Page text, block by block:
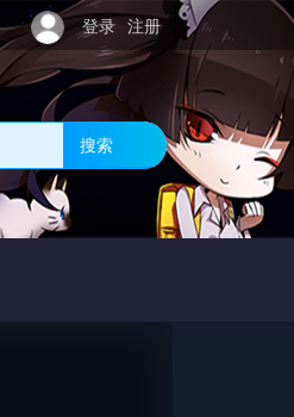
登录 注册
搜索